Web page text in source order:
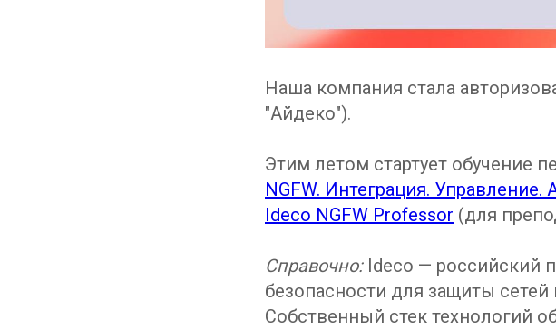
Наша компания стала
"Айдеко").
Этим летом стартует обучение
NGFW. Интеграция.
Ideco NGFW Professor (для
Справочно: Ideco — российский
безопасности для защиты
Собственный стек технологий